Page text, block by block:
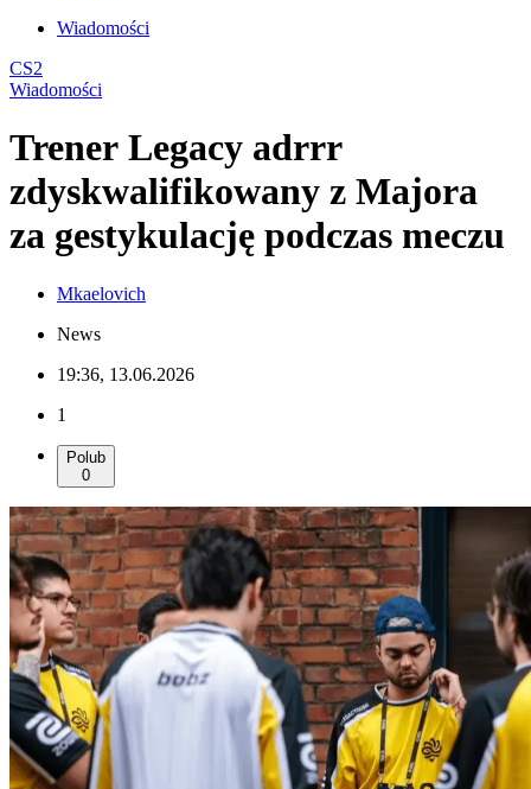
Wiadomości
CS2
Wiadomości
Trener Legacy adrrr
zdyskwalifikowany z Majora
za gestykulację podczas meczu
Mkaelovich
News
19:36, 13.06.2026
1
Polub
0